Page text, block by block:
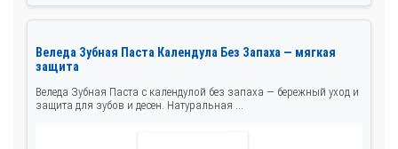
Веледа Зубная Паста Календула Без Запаха — мягкая
защита
Веледа Зубная Паста с календулой без запаха — бережный уход и
защита для зубов и десен. Натуральная ...